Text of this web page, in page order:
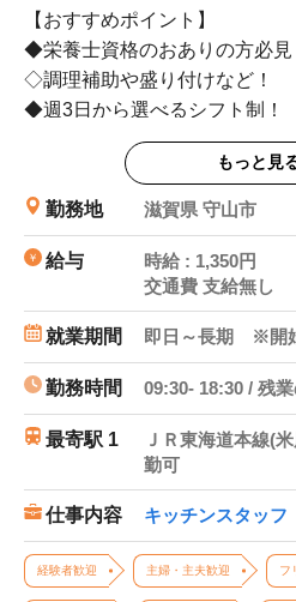
【おすすめポイント】
◆栄養士資格のおありの方必見
◇調理補助や盛り付けなど！
◆週3日から選べるシフト制！
◇髪色は派手じゃなければOK
◆即払サービス利用可能です！
【日収例】時給1,350円×8h＝
【月収例】10,800円×12日（週
10,800円×16日（週4）
10,800円×20日（週5）
【検索ワード】
即払 即払サービス 長期
週3 週4 週5
開始日相談OK 時間相談OK
1350円 残業 未経験 未経
資格
盛付 盛り付け 調理補助
もっと見
勤務地 滋賀県 守山市
給与
時給 : 1,350円
交通費 支給無し
就業期間 即日～長期 ※開
勤務時間 09:30- 18:30 / 残
最寄駅 1
ＪＲ東海道本線(
勤可
仕事内容 キッチンスタッフ
経験者歓迎 主婦・主夫歓迎 フ